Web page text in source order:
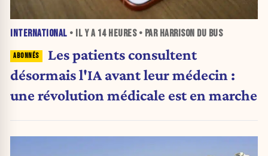
INTERNATIONAL • IL Y A 14 HEURES• PAR HARRISON DU BUS
Les patients consultent
désormais l'IA avant leur médecin :
une révolution médicale est en marche